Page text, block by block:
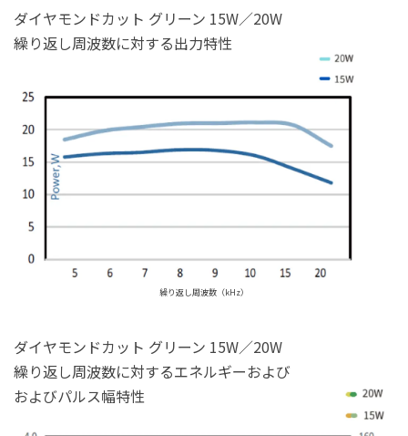
ダイヤモンドカット グリーン 15W／20W
繰り返し周波数に対する出力特性
繰り返し周波数（kHz）
ダイヤモンドカット グリーン 15W／20W
繰り返し周波数に対するエネルギーおよび
およびパルス幅特性